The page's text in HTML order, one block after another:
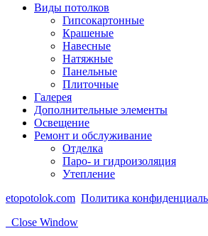
Виды потолков
Гипсокартонные
Крашеные
Навесные
Натяжные
Панельные
Плиточные
Галерея
Дополнительные элементы
Освещение
Ремонт и обслуживание
Отделка
Паро- и гидроизоляция
Утепление
etopotolok.com Политика
Close Window